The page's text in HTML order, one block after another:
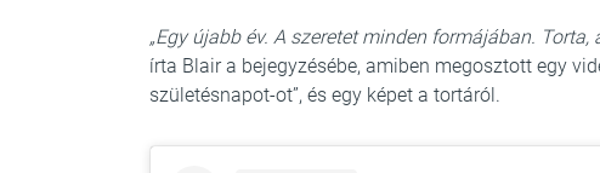
„Egy újabb év. A szeretet minden formájában.
írta Blair a bejegyzésébe, amiben megosztott egy
születésnapot-ot”, és egy képet a tortáról.